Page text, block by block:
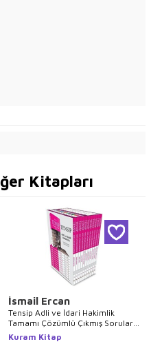
Kitapları
İsmail Ercan
Tensip Adli ve İdari Hakimlik
Tamamı Çözümlü Çıkmış Sorular
11 Kitap Takım
Kuram Kitap